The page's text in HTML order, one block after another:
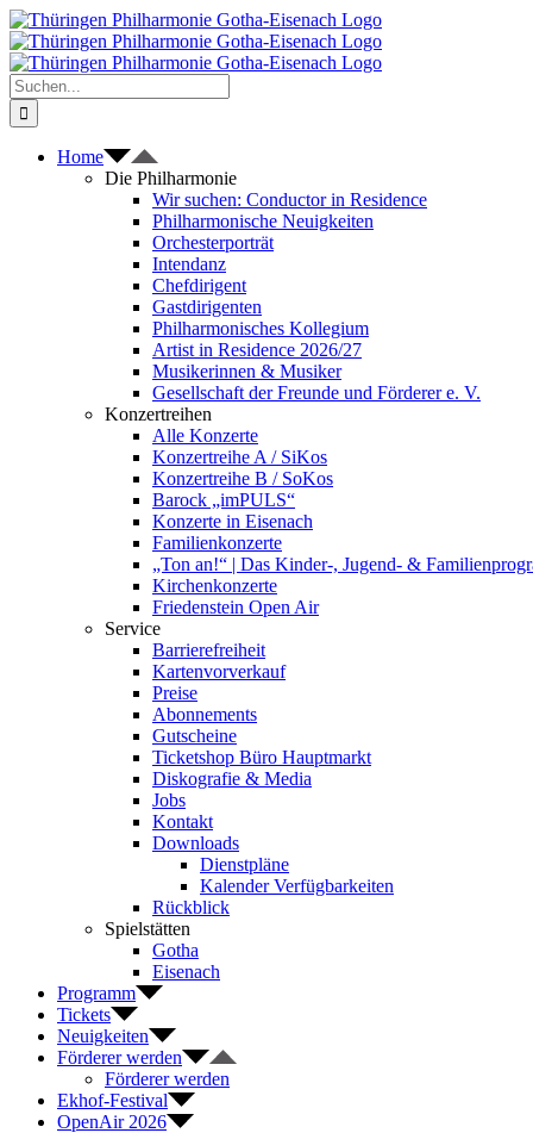
Zum
Inhalt
springen
Suche
nach:
Home
Die Philharmonie
Wir suchen: Conductor in Residence
Philharmonische Neuigkeiten
Orchesterporträt
Intendanz
Chefdirigent
Gastdirigenten
Philharmonisches Kollegium
Artist in Residence 2026/27
Musikerinnen & Musiker
Gesellschaft der Freunde und Förderer e. V.
Konzertreihen
Alle Konzerte
Konzertreihe A / SiKos
Konzertreihe B / SoKos
Barock „imPULS“
Konzerte in Eisenach
Familienkonzerte
„Ton an!“ | Das Kinder-, Jugend- &
Kirchenkonzerte
Friedenstein Open Air
Service
Barrierefreiheit
Kartenvorverkauf
Preise
Abonnements
Gutscheine
Ticketshop Büro Hauptmarkt
Diskografie & Media
Jobs
Kontakt
Downloads
Dienstpläne
Kalender Verfügbarkeiten
Rückblick
Spielstätten
Gotha
Eisenach
Programm
Tickets
Neuigkeiten
Förderer werden
Förderer werden
Ekhof-Festival
OpenAir 2026